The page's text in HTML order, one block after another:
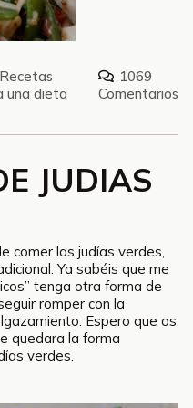
Recetas
una dieta
1069
Comentarios
JUDIAS
comer las judías verdes,
Ya sabéis que me
tenga otra forma de
romper con la
Espero que os
quedara la forma
verdes.